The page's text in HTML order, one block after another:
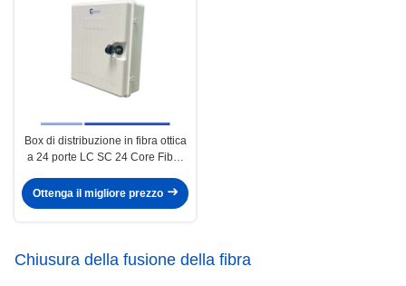
Box di distribuzione in fibra ottica
a 24 porte LC SC 24 Core Fiber
Ottenga il migliore prezzo
Chiusura della fusione della fibra